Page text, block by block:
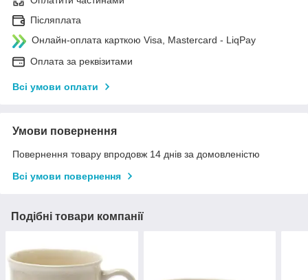
Післяплата
Онлайн-оплата карткою Visa, Mastercard - LiqPay
Оплата за реквізитами
Всі умови оплати
Умови повернення
Повернення товару впродовж 14 днів за домовленістю
Всі умови повернення
Подібні товари компанії